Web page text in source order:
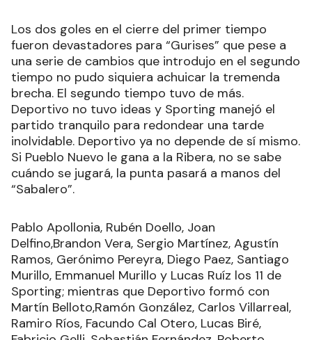
Los dos goles en el cierre del primer tiempo
fueron devastadores para “Gurises” que pese a
una serie de cambios que introdujo en el segundo
tiempo no pudo siquiera achuicar la tremenda
brecha. El segundo tiempo tuvo de más.
Deportivo no tuvo ideas y Sporting manejó el
partido tranquilo para redondear una tarde
inolvidable. Deportivo ya no depende de sí mismo.
Si Pueblo Nuevo le gana a la Ribera, no se sabe
cuándo se jugará, la punta pasará a manos del
“Sabalero”.
Pablo Apollonia, Rubén Doello, Joan
Delfino,Brandon Vera, Sergio Martínez, Agustín
Ramos, Gerónimo Pereyra, Diego Paez, Santiago
Murillo, Emmanuel Murillo y Lucas Ruíz los 11 de
Sporting; mientras que Deportivo formó con
Martín Belloto,Ramón González, Carlos Villarreal,
Ramiro Ríos, Facundo Cal Otero, Lucas Biré,